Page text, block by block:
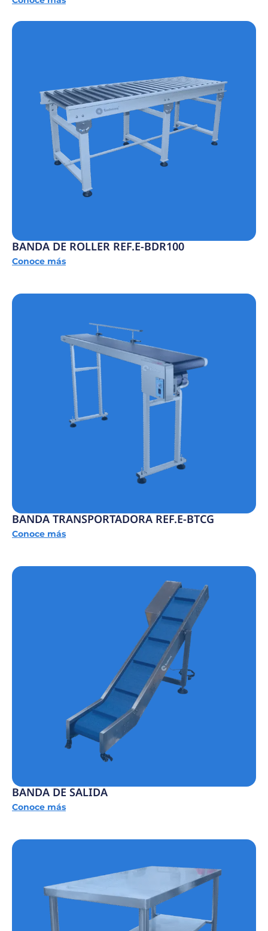
BANDA DE ROLLER REF.E-BDR100
Conoce más
BANDA TRANSPORTADORA REF.E-BTCG
Conoce más
BANDA DE SALIDA
Conoce más